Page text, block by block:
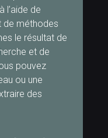
l’aide de
de méthodes
le résultat de
et de
pouvez
ou une
des